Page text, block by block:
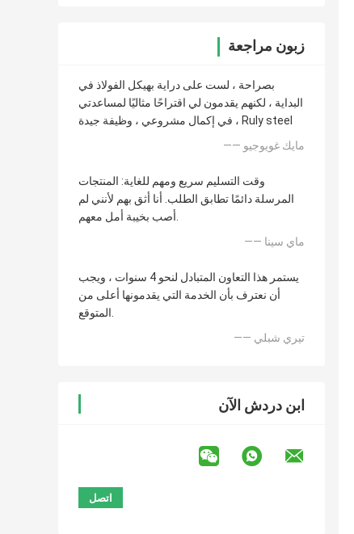
زبون مراجعة
بصراحة ، لست على دراية بهيكل الفولاذ في
البداية ، لكنهم يقدمون لي اقتراحًا مثاليًا لمساعدتي
في إكمال مشروعي ، وظيفة جيدة ، Ruly steel
—— مايك غويوجيو
وقت التسليم سريع ومهم للغاية: المنتجات
المرسلة دائمًا تطابق الطلب. أنا أثق بهم لأنني لم
أصب بخيبة أمل معهم.
—— ماي سينا
يستمر هذا التعاون المتبادل لنحو 4 سنوات ، ويجب
أن نعترف بأن الخدمة التي يقدمونها أعلى من
المتوقع.
—— تيري شبلي
ابن دردش الآن